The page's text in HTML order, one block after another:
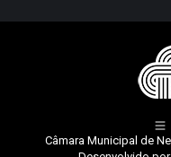
Câmara Municipal de